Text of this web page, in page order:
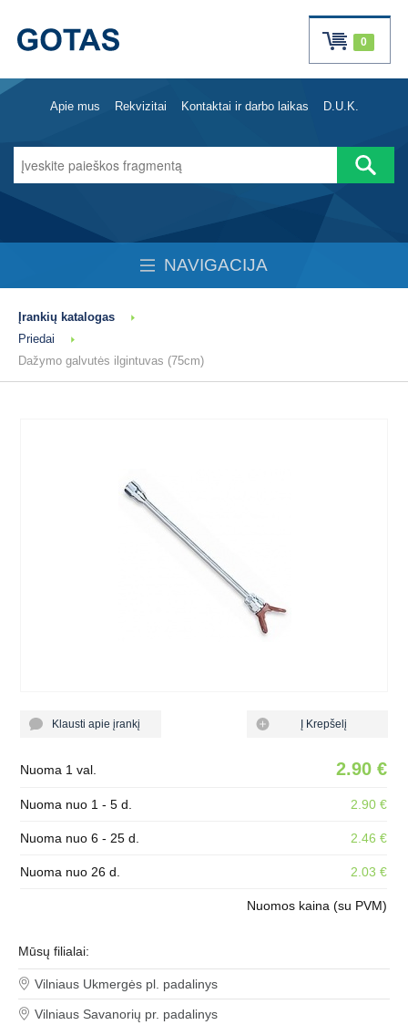
0
Apie mus Rekvizitai Kontaktai ir darbo laikas D.U.K.
NAVIGACIJA
Įrankių katalogas
Priedai
Dažymo galvutės ilgintuvas (75cm)
Klausti apie įrankį Į Krepšelį
Nuoma 1 val. 2.90 €
Nuoma nuo 1 - 5 d. 2.90 €
Nuoma nuo 6 - 25 d. 2.46 €
Nuoma nuo 26 d. 2.03 €
Nuomos kaina (su PVM)
Mūsų filialai:
Vilniaus Ukmergės pl. padalinys
Vilniaus Savanorių pr. padalinys